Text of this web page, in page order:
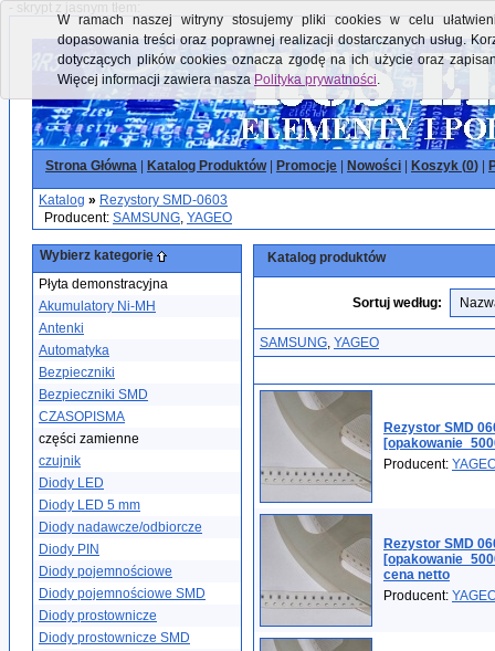
- skrypt z jasnym tłem:
Strona Główna Katalog Produktów| Promocje Nowości Koszyk (0)
Katalog » Rezystory SMD-0603
Producent: SAMSUNG, YAGEO
Wybierz kategorię
Płyta demonstracyjna
Akumulatory Ni-MH
Antenki
Automatyka
Bezpieczniki
Bezpieczniki SMD
CZASOPISMA
części zamienne
czujnik
Diody LED
Diody LED 5 mm
Diody nadawcze/odbiorcze
Diody PIN
Diody pojemnościowe
Diody pojemnościowe SMD
Diody prostownicze
Diody prostownicze SMD
Katalog produktów
Sortuj według:
SAMSUNG, YAGEO
Rezystor SMD
Producent:
Rezystor SMD
cena netto
Producent:
W ramach naszej witryny stosujemy pliki cookies w celu
dopasowania treści oraz poprawnej realizacji dostarczanych usług.
dotyczących plików cookies oznacza zgodę na ich użycie oraz
Więcej informacji zawiera nasza Polityka prywatności.